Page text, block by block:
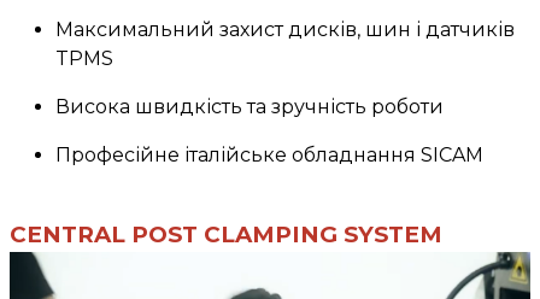
Максимальний захист дисків, шин і датчиків
TPMS
Висока швидкість та зручність роботи
Професійне італійське обладнання SICAM
CENTRAL POST CLAMPING SYSTEM